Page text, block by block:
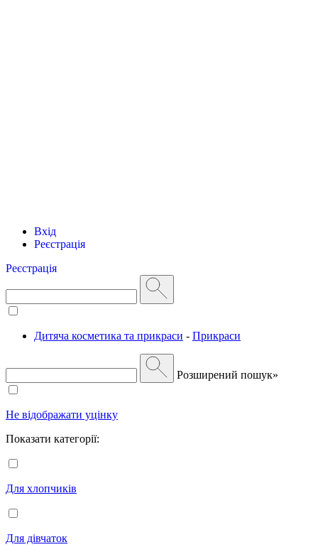
Вхід
Реєстрація
Реєстрація
Дитяча косметика та прикраси - Прикраси
Розширений пошук»
Не відображати уцінку
Показати категорії:
Для хлопчиків
Для дівчаток